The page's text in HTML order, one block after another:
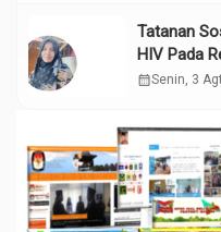
Tatanan
HIV Pada
calendar_monthSenin, 3